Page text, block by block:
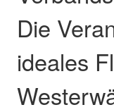
Die
ideales